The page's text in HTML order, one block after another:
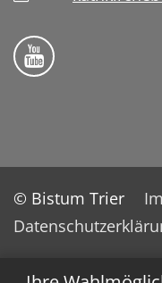
Folge uns auf
© Bistum Trier